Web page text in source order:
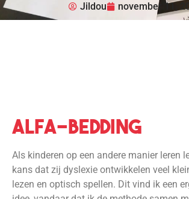
Jildou november 11,
alfa-bedding
Als kinderen op een andere manier leren
kans dat zij dyslexie ontwikkelen veel
lezen en optisch spellen. Dit vind ik een